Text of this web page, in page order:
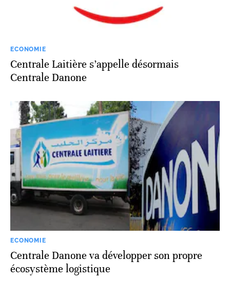
ECONOMIE
Centrale Laitière s’appelle désormais
Centrale Danone
ECONOMIE
Centrale Danone va développer son propre
écosystème logistique